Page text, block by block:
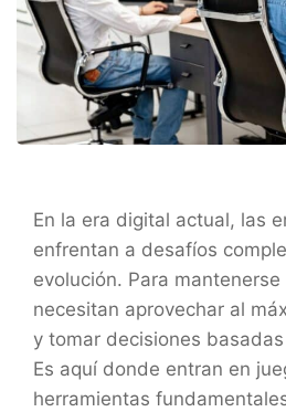
En la era digital actual, las
enfrentan a desafíos
evolución. Para
necesitan aprovechar al
y tomar decisiones
Es aquí donde entran en
herramientas